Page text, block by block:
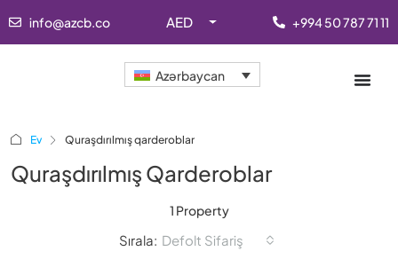
info@azcb.co AED +994 50 787 71 11
Azərbaycan
Ev Quraşdırılmış qarderoblar
Quraşdırılmış Qarderoblar
1 Property
Sırala: Defolt Sifariş